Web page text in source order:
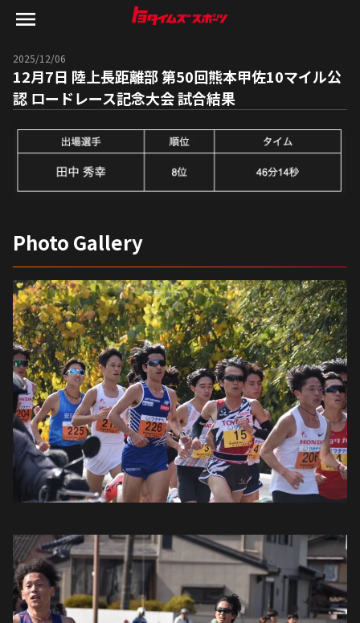
2025/12/06
12月7日 陸上長距離部 第50回熊本甲佐10マイル公
認 ロードレース記念大会 試合結果
Photo Gallery